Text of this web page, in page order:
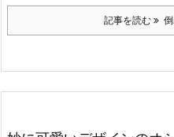
記事を読む